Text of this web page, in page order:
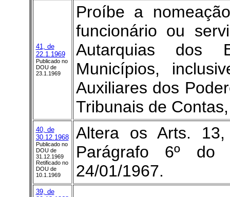
41, de
22.1.1969
Publicado no
DOU de
23.1.1969
Proíbe a
funcionário ou
Autarquias dos
Municípios,
Auxiliares dos
Tribunais de
40, de
30.12.1968
Publicado no
DOU de
31.12.1969
Retificado no
DOU de
10.1.1969
Altera os Arts.
Parágrafo 6º
24/01/1967.
39, de